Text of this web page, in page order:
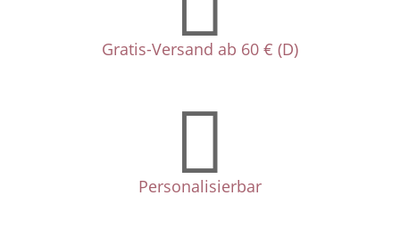
Gratis-Versand ab 60 € (D)

Personalisierbar